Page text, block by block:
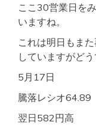
ここ30営業日を
いますね。
これは明日もま
していますがどう
5月17日
騰落レシオ64.89
翌日582円高